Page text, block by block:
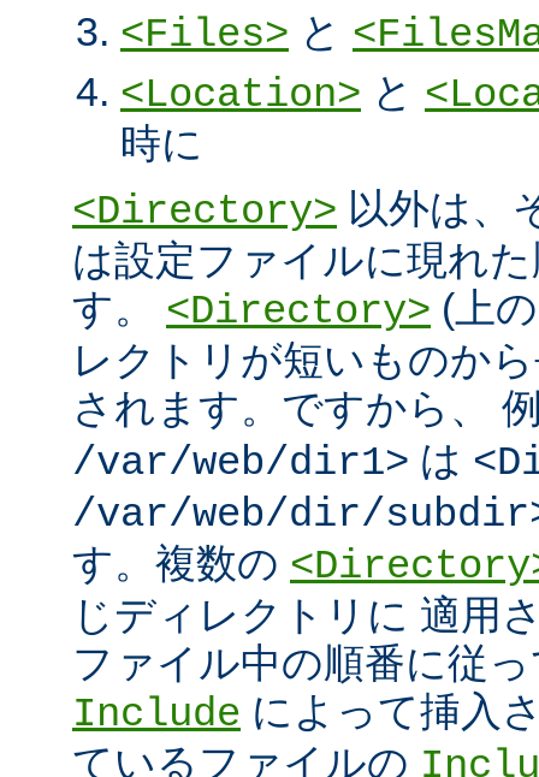
<Files> と
<Location> と
時に
<Directory> 以外は、
は設定ファイルに現れ
す。 <Directory> (上
レクトリが短いものか
されます。ですから、
/var/web/dir1> は
/var/web/dir/
す。複数の
じディレクトリに 適用
ファイル中の順番に従
Include によって挿入
ているファイルの